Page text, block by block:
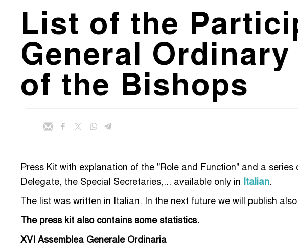
List of the
General
of the Bishops
Press Kit with explanation of the "Role and Function" and a
Delegate, the Special Secretaries,... available only in Italian.
The list was written in Italian. In the next future we will publish
The press kit also contains some statistics.
XVI Assemblea Generale Ordinaria